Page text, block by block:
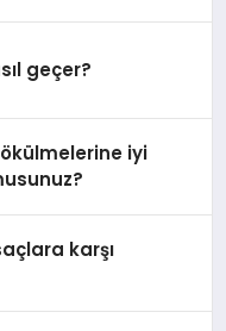
geçer?
iyi
karşı